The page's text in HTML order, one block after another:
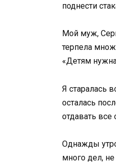
поднести
Мой муж,
терпела
«Детям
Я старалась
осталась
отдавать все
Однажды
много дел,